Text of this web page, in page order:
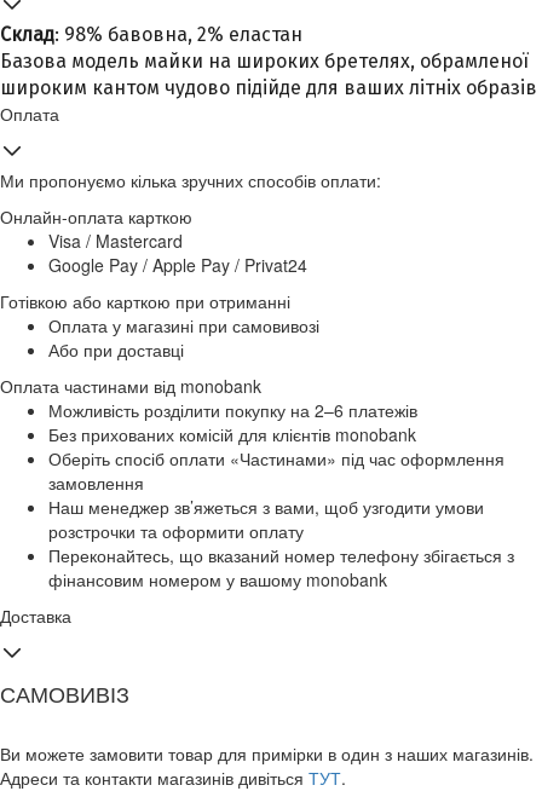
Склад: 98% бавовна, 2% еластан
Базова модель майки на широких бретелях, обрамленої
широким кантом чудово підійде для ваших літніх образів
Оплата
Ми пропонуємо кілька зручних способів оплати:
Онлайн-оплата карткою
Visa / Mastercard
Google Pay / Apple Pay / Privat24
Готівкою або карткою при отриманні
Оплата у магазині при самовивозі
Або при доставці
Оплата частинами від monobank
Можливість розділити покупку на 2–6 платежів
Без прихованих комісій для клієнтів monobank
Оберіть спосіб оплати «Частинами» під час оформлення
замовлення
Наш менеджер зв’яжеться з вами, щоб узгодити умови
розстрочки та оформити оплату
Переконайтесь, що вказаний номер телефону збігається з
фінансовим номером у вашому monobank
Доставка
САМОВИВІЗ
Ви можете замовити товар для примірки в один з наших магазинів.
Адреси та контакти магазинів дивіться ТУТ.